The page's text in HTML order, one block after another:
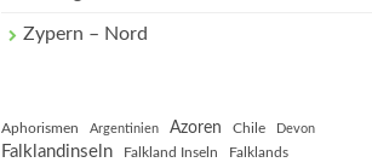
Zypern – Nord
Aphorismen Argentinien Azoren Chile Devon
Falklandinseln Falkland Inseln Falklands